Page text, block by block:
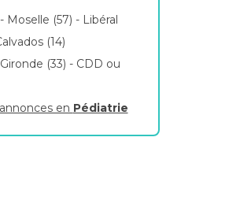
Moselle (57) - Libéral
(14)
(33) - CDD ou
en Pédiatrie